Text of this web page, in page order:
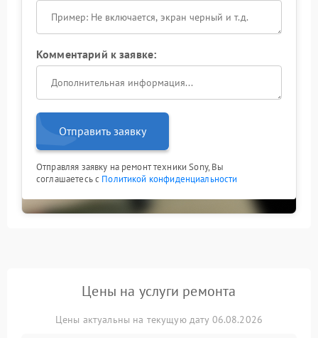
Комментарий к заявке:
Отправить заявку
Отправляя заявку на ремонт техники Sony, Вы
соглашаетесь с Политикой конфиденциальности
Цены на услуги ремонта
Цены актуальны на текущую дату 06.08.2026